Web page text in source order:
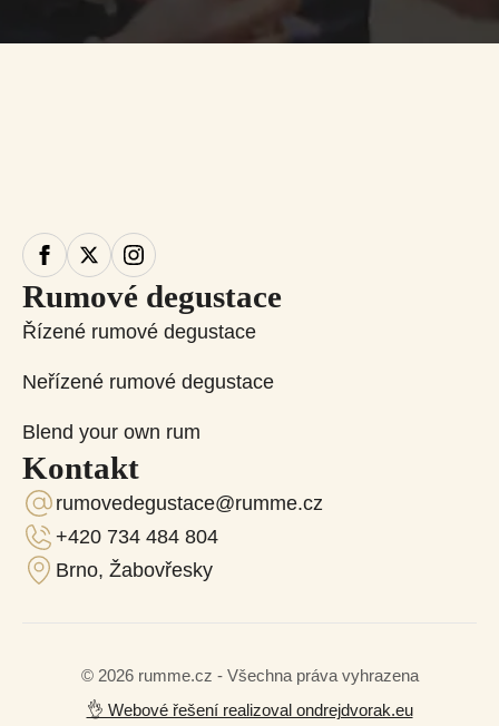
Rumové degustace
Řízené rumové degustace
Neřízené rumové degustace
Blend your own rum
Kontakt
rumovedegustace@rumme.cz
+420 734 484 804
Brno, Žabovřesky
© 2026 rumme.cz - Všechna práva vyhrazena
👌 Webové řešení realizoval ondrejdvorak.eu